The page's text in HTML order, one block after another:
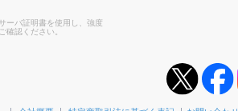
ーバ証明書を使用し、強度
確認ください。